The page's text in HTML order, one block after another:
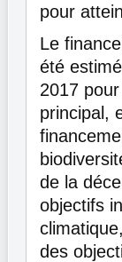
pour
Le
été
2017
principal,
de la
objectifs
des